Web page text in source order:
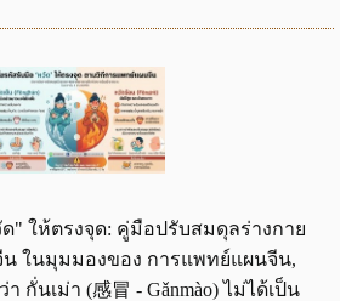
" ให้ตรงจุด: คู่มือปรับสมดุลร่างกาย
ในมุมมองของ การแพทย์แผนจีน,
กั่นเม่า (感冒 - Gǎnmào) ไม่ได้เป็น